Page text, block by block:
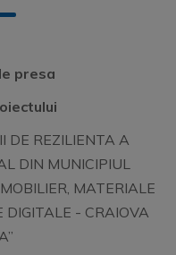
presa
DE REZILIENTA A
DIN MUNICIPIUL
MATERIALE
DIGITALE - CRAIOVA